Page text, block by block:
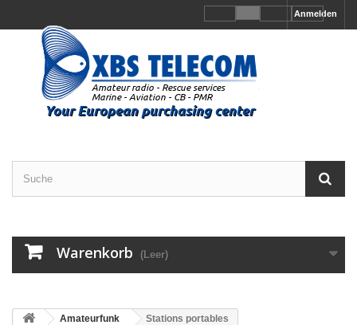
Anmelden
Warenkorb (Leer)
Amateurfunk Stations portables